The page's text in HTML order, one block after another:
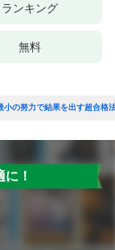
ランキング
無料
小の努力で結果を出す超合格
！